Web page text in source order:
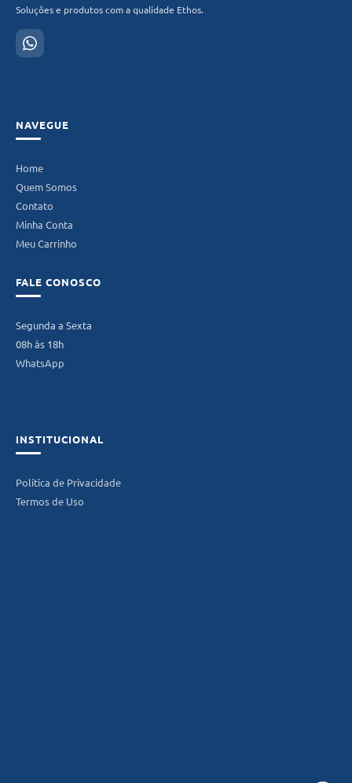
Soluções e produtos com a qualidade Ethos.
NAVEGUE
Home
Quem Somos
Contato
Minha Conta
Meu Carrinho
FALE CONOSCO
Segunda a Sexta
08h às 18h
WhatsApp
INSTITUCIONAL
Política de Privacidade
Termos de Uso